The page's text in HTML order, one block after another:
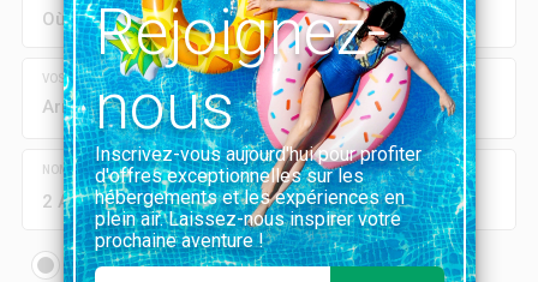
VOS DATES
Arrivée Départ
NOMBRE DE PERSONNES
2 Adultes 0 Enfants
Location
mobil-home, chalet...
Emplacement
Rejoignez-
nous
Inscrivez-vous aujourd'hui pour profiter
d'offres exceptionnelles sur les
hébergements et les expériences en
plein air. Laissez-nous inspirer votre
prochaine aventure !